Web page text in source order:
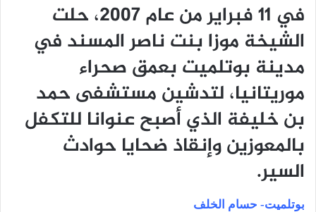
في 11 فبراير من عام 2007، حلت
الشيخة موزا بنت ناصر المسند في
مدينة بوتلميت بعمق صحراء
موريتانيا، لتدشين مستشفى حمد
بن خليفة الذي أصبح عنوانا للتكفل
بالمعوزين وإنقاذ ضحايا حوادث
السير.
بوتلميت- حسام الخلف